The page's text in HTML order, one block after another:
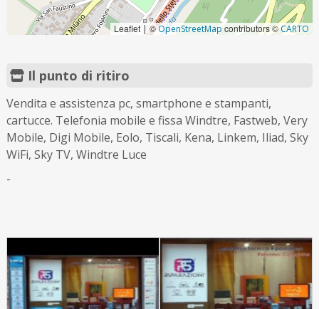
Leaflet | ©OpenStreetMapcontributors ©CARTO
Il punto di ritiro
Vendita e assistenza pc, smartphone e stampanti,
cartucce. Telefonia mobile e fissa Windtre, Fastweb, Very
Mobile, Digi Mobile, Eolo, Tiscali, Kena, Linkem, Iliad, Sky
WiFi, Sky TV, Windtre Luce
-